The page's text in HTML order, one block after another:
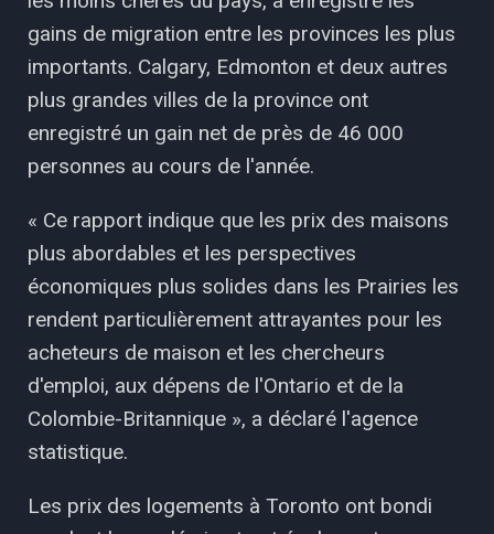
gains de migration entre les provinces les plus
importants. Calgary, Edmonton et deux autres
plus grandes villes de la province ont
enregistré un gain net de près de 46 000
personnes au cours de l'année.
« Ce rapport indique que les prix des maisons
plus abordables et les perspectives
économiques plus solides dans les Prairies les
rendent particulièrement attrayantes pour les
acheteurs de maison et les chercheurs
d'emploi, aux dépens de l'Ontario et de la
Colombie-Britannique », a déclaré l'agence
statistique.
Les prix des logements à Toronto ont bondi